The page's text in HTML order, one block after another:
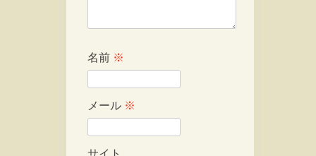
名前 ※
メール ※